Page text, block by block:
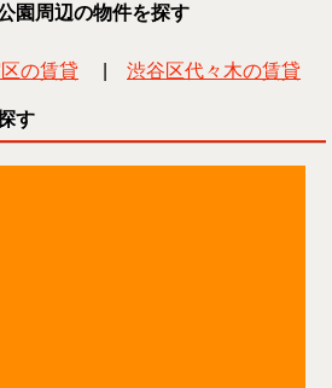
園周辺の物件を探す
の賃貸 渋谷区代々木の賃貸
す